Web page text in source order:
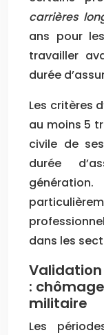
carrières
ans pour
travailler
durée
Les critères
au moins 5
civile de
durée
dans les
:
militaire
Les